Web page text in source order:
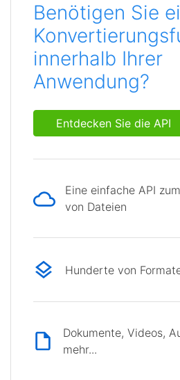
Benötigen Sie
innerhalb Ihrer
Anwendung?
Entdecken Sie die API
Eine einfache API
von Dateien
Hunderte von
Dokumente, Videos,
mehr...